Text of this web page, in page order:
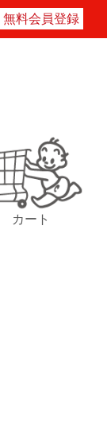
無料会員登録
カート